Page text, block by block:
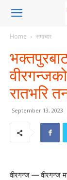
Home समाचार
रातभरि
September 13, 2023
वीरगन्ज — वीरगन्ज